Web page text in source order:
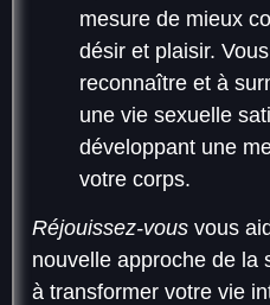
mesure de mieux
désir et plaisir.
reconnaître et à
une vie sexuelle
développant une
votre corps.
Réjouissez-vous vous
nouvelle approche de la
à transformer votre vie